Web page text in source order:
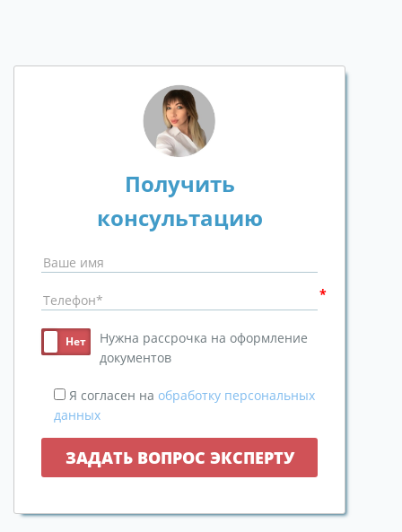
Получить
консультацию
Нужна рассрочка на оформление
документов
Я согласен на обработку персональных
данных